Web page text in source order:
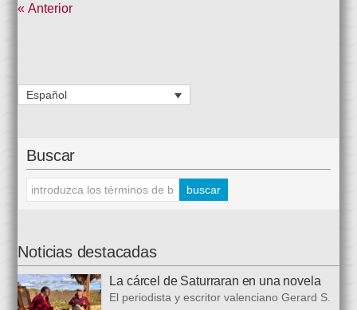
« Anterior
Español
Buscar
Noticias destacadas
La cárcel de Saturraran en una novela
El periodista y escritor valenciano Gerard S.